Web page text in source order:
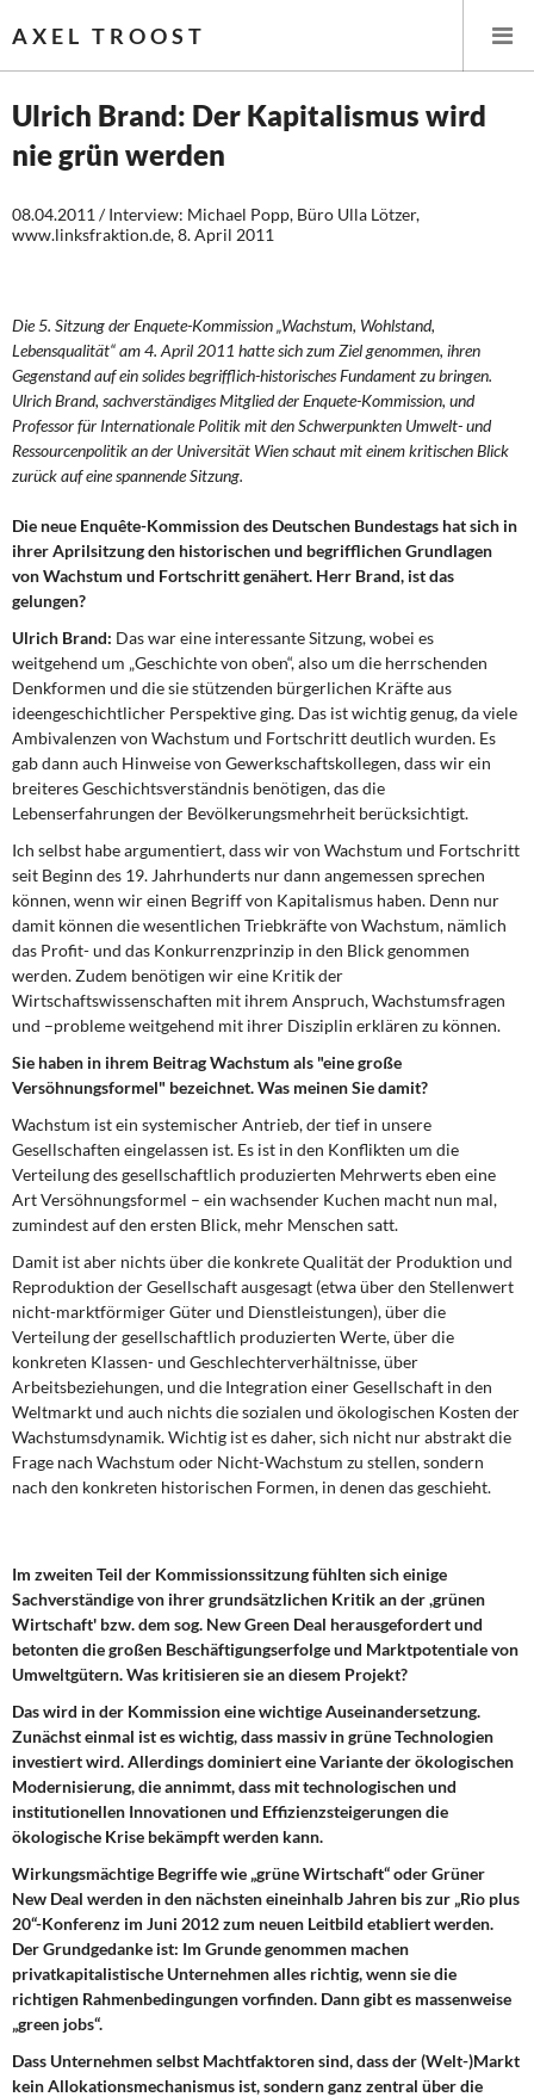
AXEL TROOST
Startseite
Themen
Wirtschaftspolitik
Steuer- und Finanzpolitik
Öffentliche Infrastruktur und Daseinsvorsorge
DIE LINKE
Weitere Themen
Memo-Gruppe
Institut Solidarische Moderne
Rosa-Luxemburg-Stiftung
Kontakt
Ulrich Brand: Der Kapitalismus wird
nie grün werden
08.04.2011 / Interview: Michael Popp, Büro Ulla Lötzer,
www.linksfraktion.de, 8. April 2011
Die 5. Sitzung der Enquete-Kommission „Wachstum, Wohlstand,
Lebensqualität“ am 4. April 2011 hatte sich zum Ziel genommen, ihren
Gegenstand auf ein solides begrifflich-historisches Fundament zu bringen.
Ulrich Brand, sachverständiges Mitglied der Enquete-Kommission, und
Professor für Internationale Politik mit den Schwerpunkten Umwelt- und
Ressourcenpolitik an der Universität Wien schaut mit einem kritischen Blick
zurück auf eine spannende Sitzung.
Die neue Enquête-Kommission des Deutschen Bundestags hat sich in
ihrer Aprilsitzung den historischen und begrifflichen Grundlagen
von Wachstum und Fortschritt genähert. Herr Brand, ist das
gelungen?
Ulrich Brand: Das war eine interessante Sitzung, wobei es
weitgehend um „Geschichte von oben“, also um die herrschenden
Denkformen und die sie stützenden bürgerlichen Kräfte aus
ideengeschichtlicher Perspektive ging. Das ist wichtig genug, da viele
Ambivalenzen von Wachstum und Fortschritt deutlich wurden. Es
gab dann auch Hinweise von Gewerkschaftskollegen, dass wir ein
breiteres Geschichtsverständnis benötigen, das die
Lebenserfahrungen der Bevölkerungsmehrheit berücksichtigt.
Ich selbst habe argumentiert, dass wir von Wachstum und Fortschritt
seit Beginn des 19. Jahrhunderts nur dann angemessen sprechen
können, wenn wir einen Begriff von Kapitalismus haben. Denn nur
damit können die wesentlichen Triebkräfte von Wachstum, nämlich
das Profit- und das Konkurrenzprinzip in den Blick genommen
werden. Zudem benötigen wir eine Kritik der
Wirtschaftswissenschaften mit ihrem Anspruch, Wachstumsfragen
und –probleme weitgehend mit ihrer Disziplin erklären zu können.
Sie haben in ihrem Beitrag Wachstum als "eine große
Versöhnungsformel" bezeichnet. Was meinen Sie damit?
Wachstum ist ein systemischer Antrieb, der tief in unsere
Gesellschaften eingelassen ist. Es ist in den Konflikten um die
Verteilung des gesellschaftlich produzierten Mehrwerts eben eine
Art Versöhnungsformel – ein wachsender Kuchen macht nun mal,
zumindest auf den ersten Blick, mehr Menschen satt.
Damit ist aber nichts über die konkrete Qualität der Produktion und
Reproduktion der Gesellschaft ausgesagt (etwa über den Stellenwert
nicht-marktförmiger Güter und Dienstleistungen), über die
Verteilung der gesellschaftlich produzierten Werte, über die
konkreten Klassen- und Geschlechterverhältnisse, über
Arbeitsbeziehungen, und die Integration einer Gesellschaft in den
Weltmarkt und auch nichts die sozialen und ökologischen Kosten der
Wachstumsdynamik. Wichtig ist es daher, sich nicht nur abstrakt die
Frage nach Wachstum oder Nicht-Wachstum zu stellen, sondern
nach den konkreten historischen Formen, in denen das geschieht.
Im zweiten Teil der Kommissionssitzung fühlten sich einige
Sachverständige von ihrer grundsätzlichen Kritik an der ,grünen
Wirtschaft' bzw. dem sog. New Green Deal herausgefordert und
betonten die großen Beschäftigungserfolge und Marktpotentiale von
Umweltgütern. Was kritisieren sie an diesem Projekt?
Das wird in der Kommission eine wichtige Auseinandersetzung.
Zunächst einmal ist es wichtig, dass massiv in grüne Technologien
investiert wird. Allerdings dominiert eine Variante der ökologischen
Modernisierung, die annimmt, dass mit technologischen und
institutionellen Innovationen und Effizienzsteigerungen die
ökologische Krise bekämpft werden kann.
Wirkungsmächtige Begriffe wie „grüne Wirtschaft“ oder Grüner
New Deal werden in den nächsten eineinhalb Jahren bis zur „Rio plus
20“-Konferenz im Juni 2012 zum neuen Leitbild etabliert werden.
Der Grundgedanke ist: Im Grunde genommen machen
privatkapitalistische Unternehmen alles richtig, wenn sie die
richtigen Rahmenbedingungen vorfinden. Dann gibt es massenweise
„green jobs“.
Dass Unternehmen selbst Machtfaktoren sind, dass der (Welt-)Markt
kein Allokationsmechanismus ist, sondern ganz zentral über die